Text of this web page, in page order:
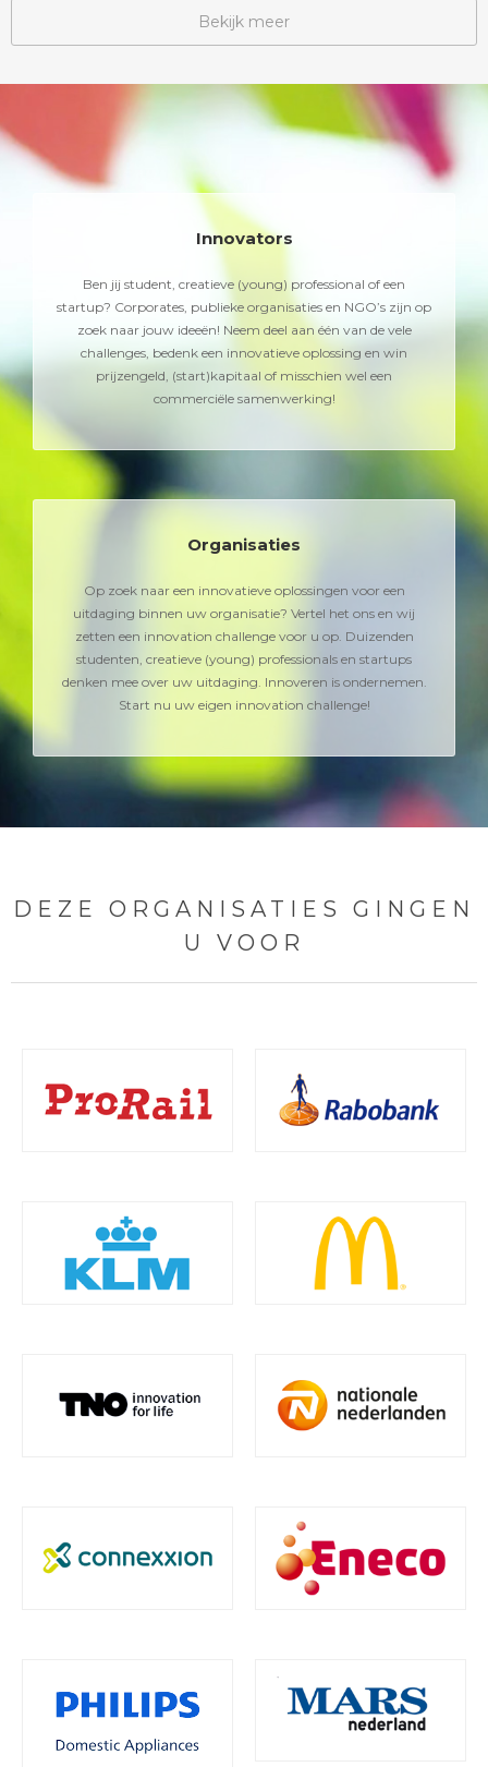
Bekijk meer
Innovators
Ben jij student, creatieve (young) professional of een
startup? Corporates, publieke organisaties en NGO’s zijn op
zoek naar jouw ideeën! Neem deel aan één van de vele
challenges, bedenk een innovatieve oplossing en win
prijzengeld, (start)kapitaal of misschien wel een
commerciële samenwerking!
Organisaties
Op zoek naar een innovatieve oplossingen voor een
uitdaging binnen uw organisatie? Vertel het ons en wij
zetten een innovation challenge voor u op. Duizenden
studenten, creatieve (young) professionals en startups
denken mee over uw uitdaging. Innoveren is ondernemen.
Start nu uw eigen innovation challenge!
DEZE ORGANISATIES GINGEN
U VOOR